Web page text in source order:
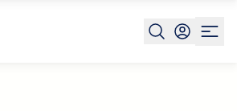
Risonanza Magnetica Addome Completo